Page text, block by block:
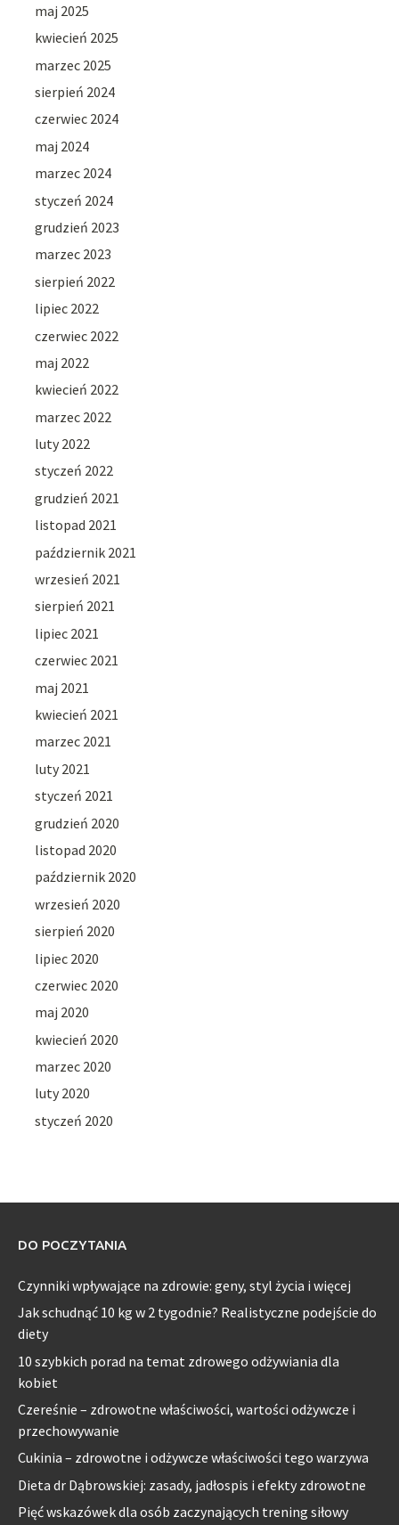
maj 2025
kwiecień 2025
marzec 2025
sierpień 2024
czerwiec 2024
maj 2024
marzec 2024
styczeń 2024
grudzień 2023
marzec 2023
sierpień 2022
lipiec 2022
czerwiec 2022
maj 2022
kwiecień 2022
marzec 2022
luty 2022
styczeń 2022
grudzień 2021
listopad 2021
październik 2021
wrzesień 2021
sierpień 2021
lipiec 2021
czerwiec 2021
maj 2021
kwiecień 2021
marzec 2021
luty 2021
styczeń 2021
grudzień 2020
listopad 2020
październik 2020
wrzesień 2020
sierpień 2020
lipiec 2020
czerwiec 2020
maj 2020
kwiecień 2020
marzec 2020
luty 2020
styczeń 2020
DO POCZYTANIA
Czynniki wpływające na zdrowie: geny, styl życia i więcej
Jak schudnąć 10 kg w 2 tygodnie? Realistyczne podejście do
diety
10 szybkich porad na temat zdrowego odżywiania dla
kobiet
Czereśnie – zdrowotne właściwości, wartości odżywcze i
przechowywanie
Cukinia – zdrowotne i odżywcze właściwości tego warzywa
Dieta dr Dąbrowskiej: zasady, jadłospis i efekty zdrowotne
Pięć wskazówek dla osób zaczynających trening siłowy